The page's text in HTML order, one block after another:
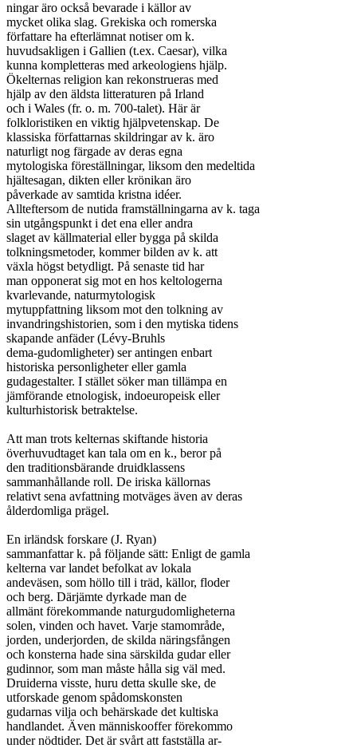
ningar äro också bevarade i källor av
mycket olika slag. Grekiska och romerska
författare ha efterlämnat notiser om k.
huvudsakligen i Gallien (t.ex. Caesar), vilka
kunna kompletteras med arkeologiens hjälp.
Ökelternas religion kan rekonstrueras med
hjälp av den äldsta litteraturen på Irland
och i Wales (fr. o. m. 700-talet). Här är
folkloristiken en viktig hjälpvetenskap. De
klassiska författarnas skildringar av k. äro
naturligt nog färgade av deras egna
mytologiska föreställningar, liksom den medeltida
hjältesagan, dikten eller krönikan äro
påverkade av samtida kristna idéer.
Allteftersom de nutida framställningarna av k. taga
sin utgångspunkt i det ena eller andra
slaget av källmaterial eller bygga på skilda
tolkningsmetoder, kommer bilden av k. att
växla högst betydligt. På senaste tid har
man opponerat sig mot en hos keltologerna
kvarlevande, naturmytologisk
mytuppfattning liksom mot den tolkning av
invandringshistorien, som i den mytiska tidens
skapande anfäder (Lévy-Bruhls
dema-gudomligheter) ser antingen enbart
historiska personligheter eller gamla
gudagestalter. I stället söker man tillämpa en
jämförande etnologisk, indoeuropeisk eller
kulturhistorisk betraktelse.
Att man trots kelternas skiftande historia
överhuvudtaget kan tala om en k., beror på
den traditionsbärande druidklassens
sammanhållande roll. De iriska källornas
relativt sena avfattning motväges även av deras
ålderdomliga prägel.
En irländsk forskare (J. Ryan)
sammanfattar k. på följande sätt: Enligt de gamla
kelterna var landet befolkat av lokala
andeväsen, som höllo till i träd, källor, floder
och berg. Därjämte dyrkade man de
allmänt förekommande naturgudomligheterna
solen, vinden och havet. Varje stamområde,
jorden, underjorden, de skilda näringsfången
och konsterna hade sina särskilda gudar eller
gudinnor, som man måste hålla sig väl med.
Druiderna visste, huru detta skulle ske, de
utforskade genom spådomskonsten
gudarnas vilja och behärskade det kultiska
handlandet. Även människooffer förekommo
under nödtider. Det är svårt att fastställa ar-